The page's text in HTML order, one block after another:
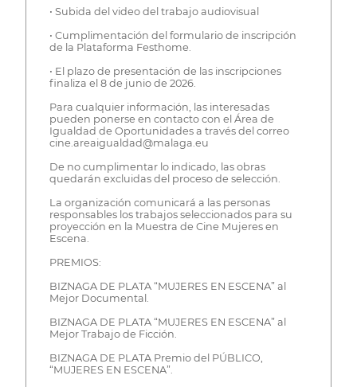
• Subida del video del trabajo audiovisual
• Cumplimentación del formulario de inscripción
de la Plataforma Festhome.
• El plazo de presentación de las inscripciones
finaliza el 8 de junio de 2026.
Para cualquier información, las interesadas
pueden ponerse en contacto con el Área de
Igualdad de Oportunidades a través del correo
cine.areaigualdad@malaga.eu
De no cumplimentar lo indicado, las obras
quedarán excluidas del proceso de selección.
La organización comunicará a las personas
responsables los trabajos seleccionados para su
proyección en la Muestra de Cine Mujeres en
Escena.
PREMIOS:
BIZNAGA DE PLATA “MUJERES EN ESCENA” al
Mejor Documental.
BIZNAGA DE PLATA “MUJERES EN ESCENA” al
Mejor Trabajo de Ficción.
BIZNAGA DE PLATA Premio del PÚBLICO,
“MUJERES EN ESCENA”.